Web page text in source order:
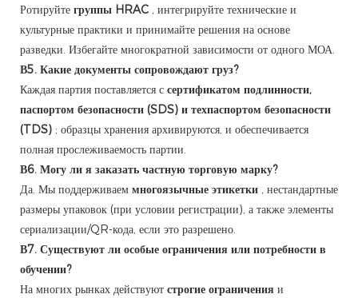
Ротируйте группы HRAC , интегрируйте технические и
культурные практики и принимайте решения на основе
разведки. Избегайте многократной зависимости от одного МОА.
В5. Какие документы сопровождают груз?
Каждая партия поставляется с сертификатом подлинности,
паспортом безопасности (SDS) и техпаспортом безопасности
(TDS) ; образцы хранения архивируются, и обеспечивается
полная прослеживаемость партии.
В6. Могу ли я заказать частную торговую марку?
Да. Мы поддерживаем многоязычные этикетки , нестандартные
размеры упаковок (при условии регистрации), а также элементы
сериализации/QR-кода, если это разрешено.
В7. Существуют ли особые ограничения или потребности в
обучении?
На многих рынках действуют строгие ограничения и